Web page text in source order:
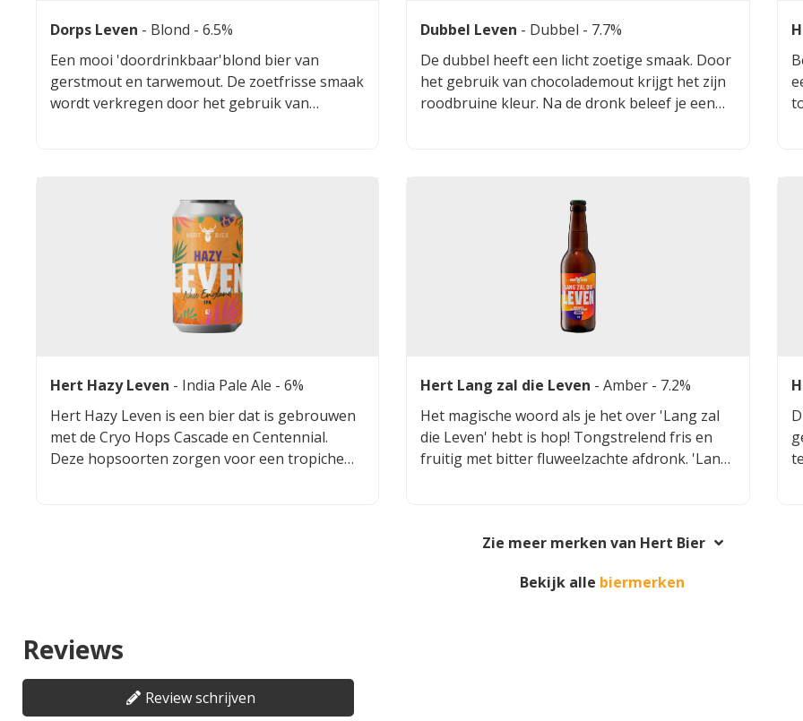
Dorps Leven - Blond - 6.5%
Een mooi 'doordrinkbaar'blond bier van
gerstmout en tarwemout. De zoetfrisse smaak
wordt verkregen door het gebruik van
Dubbel Leven - Dubbel - 7.7%
De dubbel heeft een licht zoetige smaak. Door
het gebruik van chocolademout krijgt het zijn
roodbruine kleur. Na de dronk beleef je een
Hert Hazy Leven - India Pale Ale - 6%
Hert Hazy Leven is een bier dat is gebrouwen
met de Cryo Hops Cascade en Centennial.
Deze hopsoorten zorgen voor een tropiche
Hert Lang zal die Leven -Amber - 7.2%
Het magische woord als je het over 'Lang zal
die Leven' hebt is hop! Tongstrelend fris en
fruitig met bitter fluweelzachte afdronk. 'Lang
nagisting op fles en ongefilterd. De heerlijk
bittere afdronk, maakt het tot een heerlijk
Zie meer merken van Hert Bier
Bekijk alle biermerken
Reviews
Review schrijven